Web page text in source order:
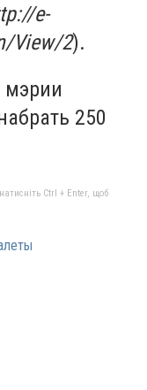
e-
View/2).
мэрии
250
Ctrl + Enter, щоб